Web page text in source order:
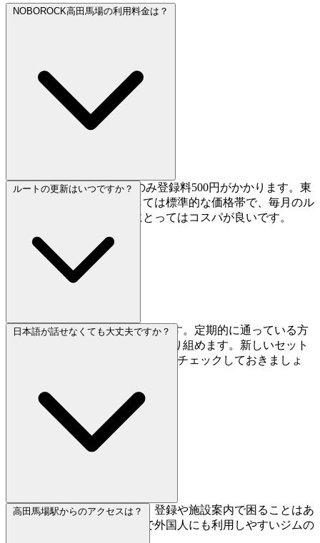
NOBOROCK高田馬場の利用料金は？
デイパスは1,600円、初回のみ登録料500円がかかります。東
京のボルダリングジムとしては標準的な価格帯で、毎月のル
ート更新を考えると常連にとってはコスパが良いです。
ルートの更新はいつですか？
毎月第1週にルートが更新されます。定期的に通っている方
は約4週間ごとに新しい課題に取り組めます。新しいセット
を早く試したい方はカレンダーをチェックしておきましょ
日本語が話せなくても大丈夫ですか？
はい、英語対応があるので、登録や施設案内で困ることはあ
りません。高田馬場エリアで外国人にも利用しやすいジムの
高田馬場駅からのアクセスは？